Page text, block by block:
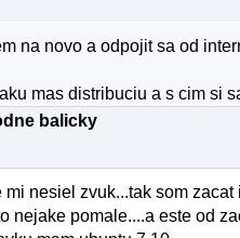
na novo a odpojit sa od
mas distribuciu a s cim si
balicky
mi nesiel zvuk...tak som
nejake pomale....a este od